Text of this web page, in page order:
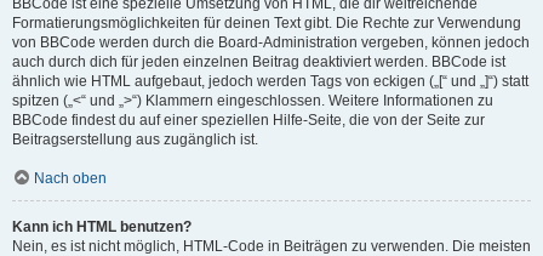
BBCode ist eine spezielle Umsetzung von HTML, die dir weitreichende
Formatierungsmöglichkeiten für deinen Text gibt. Die Rechte zur Verwendung
von BBCode werden durch die Board-Administration vergeben, können jedoch
auch durch dich für jeden einzelnen Beitrag deaktiviert werden. BBCode ist
ähnlich wie HTML aufgebaut, jedoch werden Tags von eckigen („[“ und „]“) statt
spitzen („<“ und „>“) Klammern eingeschlossen. Weitere Informationen zu
BBCode findest du auf einer speziellen Hilfe-Seite, die von der Seite zur
Beitragserstellung aus zugänglich ist.
Nach oben
Kann ich HTML benutzen?
Nein, es ist nicht möglich, HTML-Code in Beiträgen zu verwenden. Die meisten